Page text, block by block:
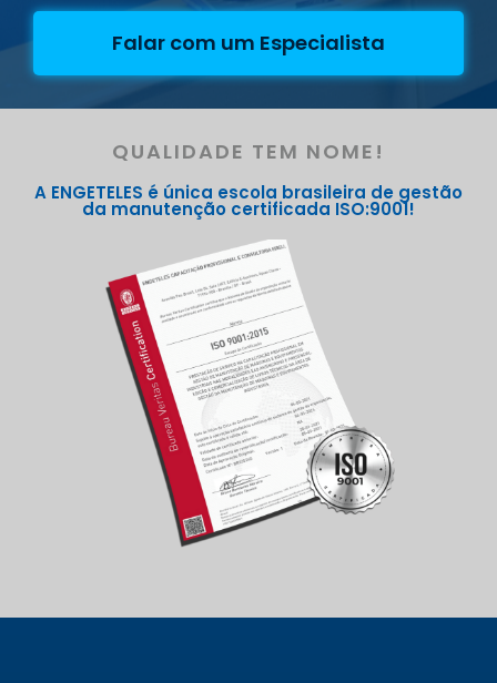
Falar com um Especialista
QUALIDADE TEM NOME!
A ENGETELES é única escola brasileira de gestão
da manutenção certificada ISO:9001!